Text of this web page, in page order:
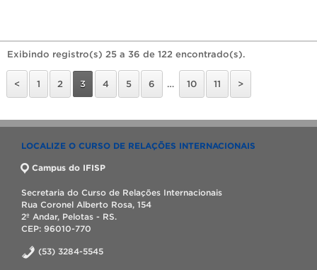
Exibindo registro(s) 25 a 36 de 122 encontrado(s).
< 1 2 3 4 5 6 … 10 11 >
LOCALIZE O CURSO DE RELAÇÕES INTERNACIONAIS
Campus do IFISP
Secretaria do Curso de Relações Internacionais
Rua Coronel Alberto Rosa, 154
2º Andar, Pelotas - RS.
CEP: 96010-770
(53) 3284-5545